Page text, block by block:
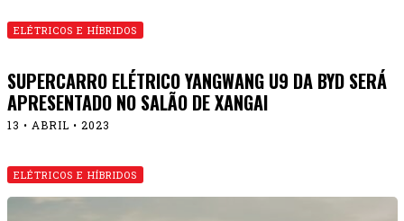
ELÉTRICOS E HÍBRIDOS
SUPERCARRO ELÉTRICO YANGWANG U9 DA BYD SERÁ
APRESENTADO NO SALÃO DE XANGAI
13 • ABRIL • 2023
ELÉTRICOS E HÍBRIDOS